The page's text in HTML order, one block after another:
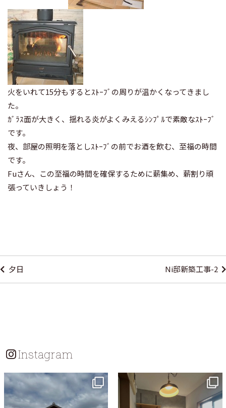
火をいれて15分もするとｽﾄｰﾌﾞの周りが温かくなってきまし
た。
ｶﾞﾗｽ面が大きく、揺れる炎がよくみえるｼﾝﾌﾟﾙで素敵なｽﾄｰﾌﾞ
です。
夜、部屋の照明を落としｽﾄｰﾌﾞの前でお酒を飲む、至福の時間
です。
Fuさん、この至福の時間を確保するために薪集め、薪割り頑
張っていきしょう！
稿
ナ
ョ
ン
夕日 Ni邸新築工事-2
Instagram
tomohouseinc
tomohouseinc
7月 13